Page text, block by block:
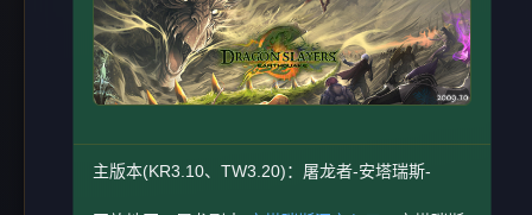
主版本(KR3.10、TW3.20)：屠龙者-安塔瑞斯-